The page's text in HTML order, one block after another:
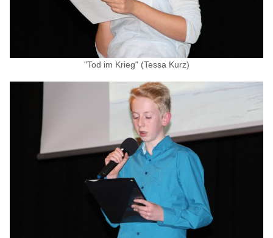
"Tod im Krieg" (Tessa Kurz)